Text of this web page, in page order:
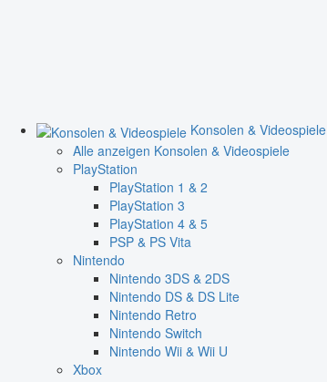
Konsolen & Videospiele
Alle anzeigen Konsolen & Videospiele
PlayStation
PlayStation 1 & 2
PlayStation 3
PlayStation 4 & 5
PSP & PS Vita
Nintendo
Nintendo 3DS & 2DS
Nintendo DS & DS Lite
Nintendo Retro
Nintendo Switch
Nintendo Wii & Wii U
Xbox